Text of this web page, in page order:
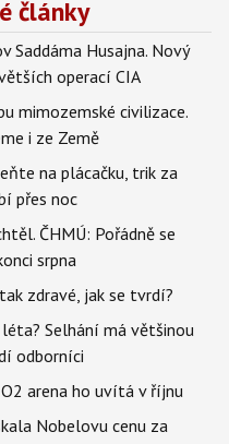
články
Saddáma Husajna. Nový
operací CIA
mimozemské civilizace.
i ze Země
na plácačku, trik za
přes noc
ČHMÚ: Pořádně se
srpna
zdravé, jak se tvrdí?
Selhání má většinou
odborníci
arena ho uvítá v říjnu
Nobelovu cenu za